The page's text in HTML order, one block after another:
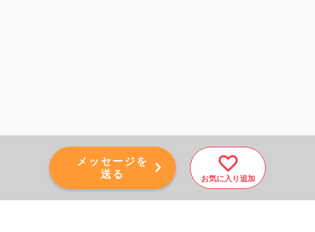
メッセージを
送る
お気に入り追加